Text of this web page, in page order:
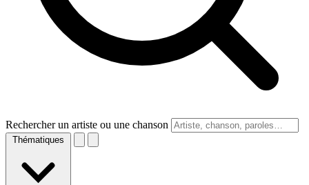
Rechercher un artiste ou une chanson
Thématiques